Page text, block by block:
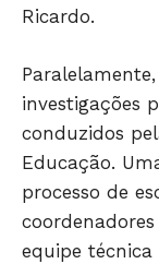
Ricardo.
investigações
conduzidos
Educação.
processo de
equipe técnica